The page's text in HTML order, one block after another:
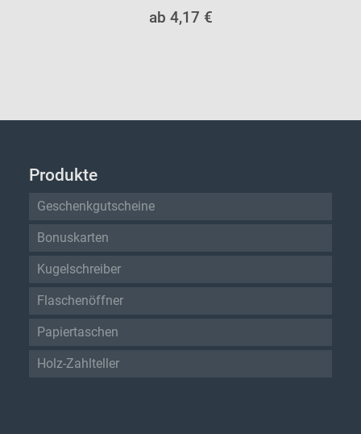
ab 4,17 €
Produkte
Geschenkgutscheine
Bonuskarten
Kugelschreiber
Flaschenöffner
Papiertaschen
Holz-Zahlteller